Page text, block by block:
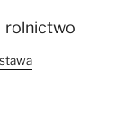
rolnictwo